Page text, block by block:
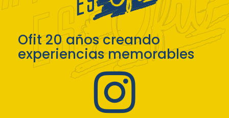
Ofit 20 años creando
experiencias memorables